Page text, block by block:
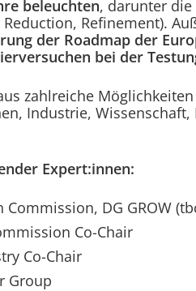
beleuchten, darunter
Reduction, Refinement).
der Roadmap der
bei der
zahlreiche
Industrie,
Expert:innen:
DG GROW
Co-Chair
Co-Chair
Group